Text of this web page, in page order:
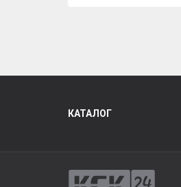
КАТАЛОГ